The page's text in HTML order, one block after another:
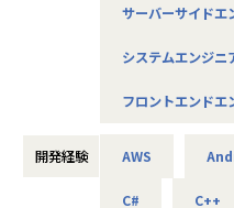
◆落ち着いた環境で、長く働き
OKの案件も多く、週2～3日
現場には教育担当がつき、月
にも柔軟に対応しています。
サーバーサイドエ
システムエンジニ
フロントエンドエ
開発経験 AWS
C# C++